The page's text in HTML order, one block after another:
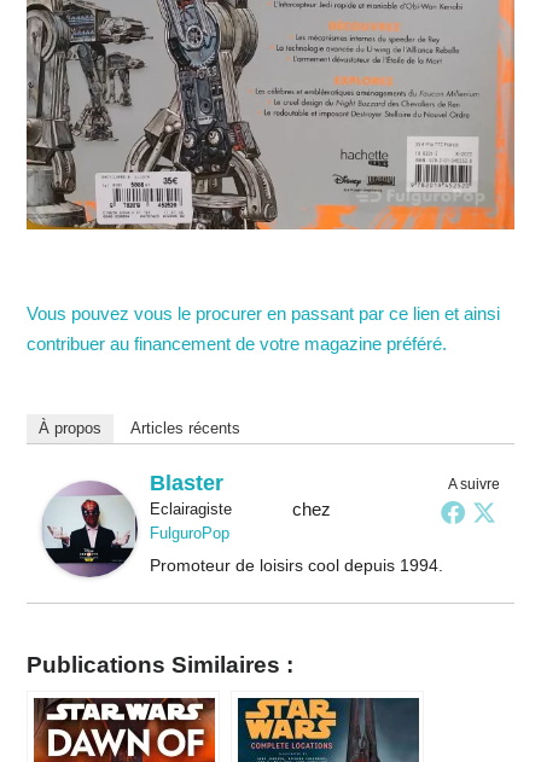
Vous pouvez vous le procurer en passant par ce lien et ainsi
contribuer au financement de votre magazine préféré.
À propos Articles récents
A suivre
Blaster
Eclairagistechez
FulguroPop
Promoteur de loisirs cool depuis 1994.
Publications Similaires :